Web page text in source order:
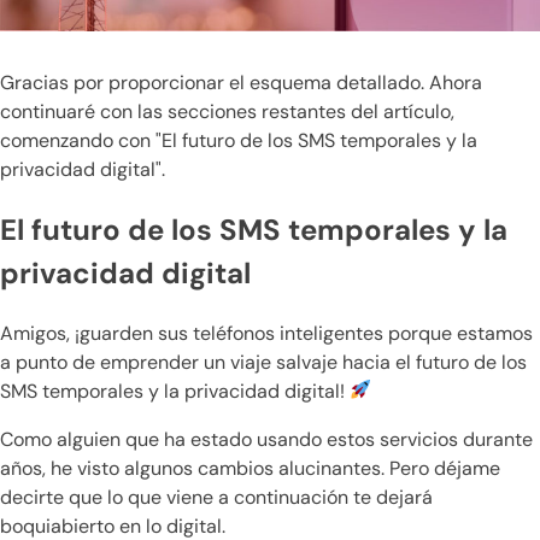
Gracias por proporcionar el esquema detallado. Ahora
continuaré con las secciones restantes del artículo,
comenzando con "El futuro de los SMS temporales y la
privacidad digital".
El futuro de los SMS temporales y la
privacidad digital
Amigos, ¡guarden sus teléfonos inteligentes porque estamos
a punto de emprender un viaje salvaje hacia el futuro de los
SMS temporales y la privacidad digital!
Como alguien que ha estado usando estos servicios durante
años, he visto algunos cambios alucinantes. Pero déjame
decirte que lo que viene a continuación te dejará
boquiabierto en lo digital.